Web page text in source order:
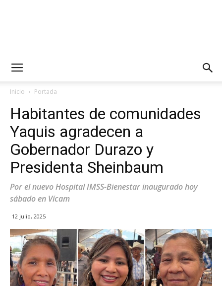
Inicio Portada
Habitantes de comunidades
Yaquis agradecen a
Gobernador Durazo y
Presidenta Sheinbaum
Por el nuevo Hospital IMSS-Bienestar inaugurado hoy
sábado en Vícam
12 julio, 2025